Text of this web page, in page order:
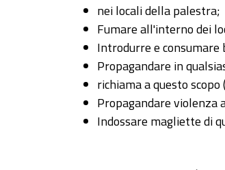
nei locali della palestra;
Fumare all'interno dei
Introdurre e
Propagandare in
richiama a questo
Propagandare violenza
Indossare magliette di